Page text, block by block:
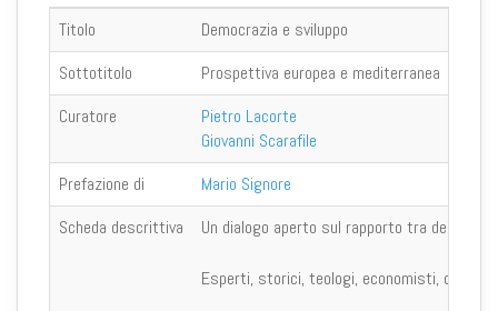
Titolo
Democrazia e sviluppo
Sottotitolo
Prospettiva europea e mediterranea
Curatore
Pietro Lacorte
Giovanni Scarafile
Prefazione di
Mario Signore
Scheda descrittiva
Un dialogo aperto sul rapporto tra
Esperti, storici, teologi, economisti,